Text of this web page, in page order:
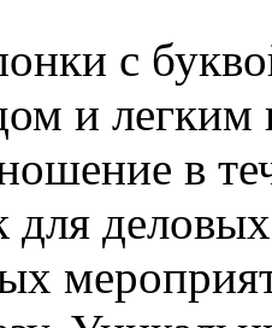
с
и легким
в
для